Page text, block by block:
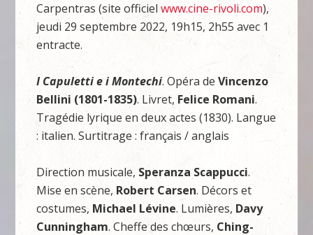
Carpentras (site officielwww.cine-rivoli.com),
jeudi 29 septembre 2022, 19h15, 2h55 avec 1
entracte.
I Capuletti e i Montechi. Opéra deVincenzo
Bellini (1801-1835). Livret, Felice Romani.
Tragédie lyrique en deux actes (1830). Langue
: italien. Surtitrage : français / anglais
Direction musicale, Speranza Scappucci.
Mise en scène, Robert Carsen. Décors et
costumes, Michael Lévine. Lumières, Davy
Cunningham. Cheffe des chœurs, Ching-